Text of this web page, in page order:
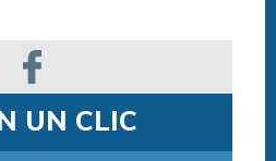
UN CLIC